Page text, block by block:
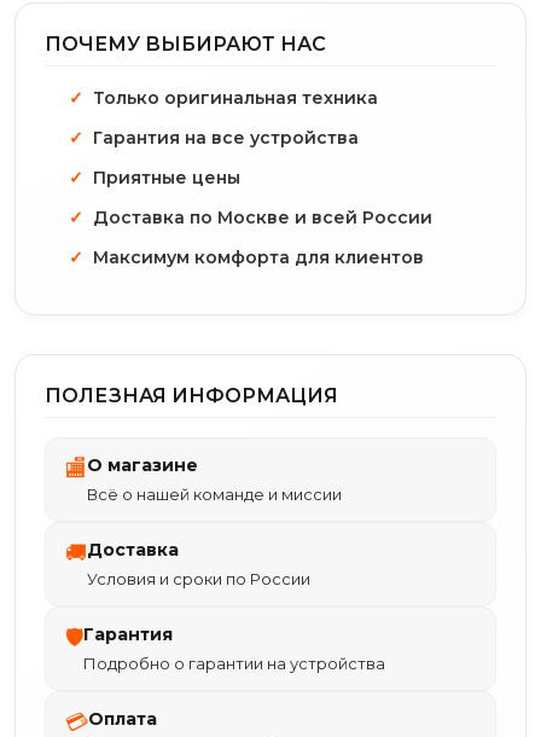
ПОЧЕМУ ВЫБИРАЮТ НАС
Только оригинальная техника
Гарантия на все устройства
Приятные цены
Доставка по Москве и всей России
Максимум комфорта для клиентов
ПОЛЕЗНАЯ ИНФОРМАЦИЯ
🏬О магазине
Всё о нашей команде и миссии
🚚Доставка
Условия и сроки по России
🛡Гарантия
Подробно о гарантии на устройства
💳Оплата